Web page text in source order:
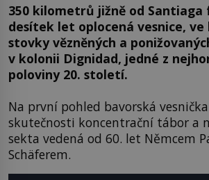
350 kilometrů jižně od Santiaga
desítek let oplocená vesnice,
stovky vězněných a
v kolonii Dignidad, jedné z
poloviny 20. století.
Na první pohled bavorská
skutečnosti koncentrační tábor a
sekta vedená od 60. let Němcem
Schäferem.